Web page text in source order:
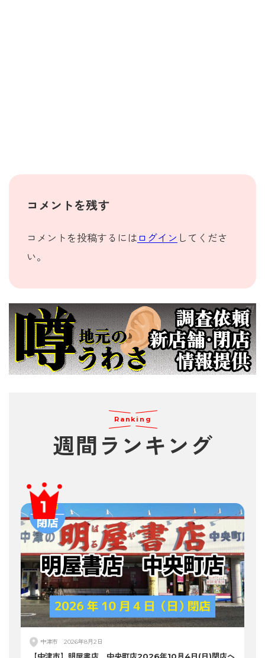
コメントを残す
コメントを投稿するには ログイン してくださ
い。
Ranking
週間 ランキング
中津市 2026年8月2日